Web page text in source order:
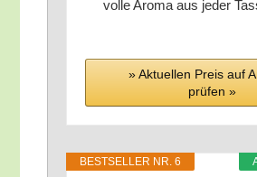
vol­le Aro­ma aus jeder
» Aktu­el­len Preis auf
prü­fen »
BEST­SEL­LER NR. 6